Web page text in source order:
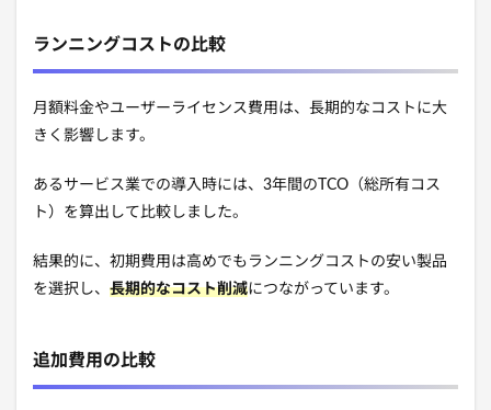
ランニングコストの比較
月額料金やユーザーライセンス費用は、長期的なコストに大
きく影響します。
あるサービス業での導入時には、3年間のTCO（総所有コス
ト）を算出して比較しました。
結果的に、初期費用は高めでもランニングコストの安い製品
を選択し、 長期的なコスト削減につながっています。
追加費用の比較